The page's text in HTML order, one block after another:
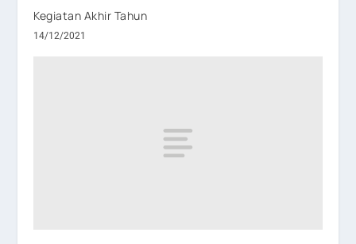
Kegiatan Akhir Tahun
14/12/2021